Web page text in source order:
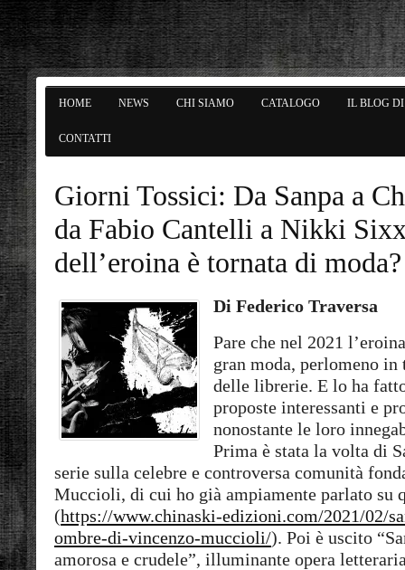
HOME NEWS CHI SIAMO CATALOGO IL BLOG
CONTATTI
Giorni Tossici: Da Sanpa a
da Fabio Cantelli a Nikki
dell’eroina è tornata di moda?
Di Federico Traversa
Pare che nel 2021
gran moda, perlomeno
delle librerie. E lo ha
proposte interessanti e
nonostante le loro
Prima è stata la volta di
serie sulla celebre e controversa comunità
Muccioli, di cui ho già ampiamente parlato su
(https://www.chinaski-edizioni.com/2021/02/
ombre-di-vincenzo-muccioli/). Poi è uscito
amorosa e crudele”, illuminante opera